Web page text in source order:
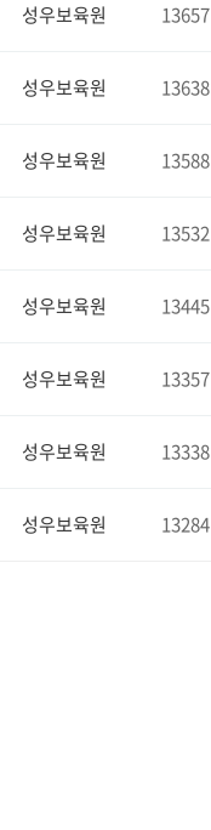
성우보육원 13657
성우보육원 13638
성우보육원 13588
성우보육원 13532
성우보육원 13445
성우보육원 13357
성우보육원 13338
성우보육원 13284